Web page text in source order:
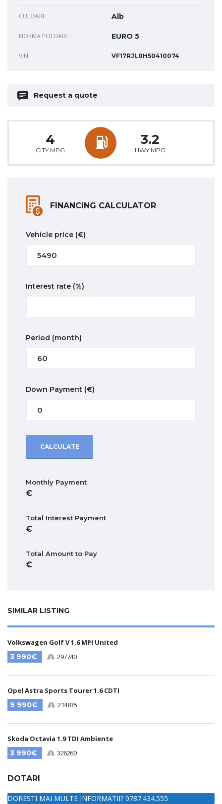
CULOARE Alb
NORMA POLUARE EURO 5
VIN VF17RJL0H50410074
Request a quote
4
CITY MPG
3.2
HWY MPG
FINANCING CALCULATOR
Vehicle price (€)
Interest rate (%)
Period (month)
Down Payment (€)
CALCULATE
Monthly Payment
Total Interest Payment
Total Amount to Pay
SIMILAR LISTING
Volkswagen Golf V 1.6 MPI United
3 990€
297740
Opel Astra Sports Tourer 1.6 CDTI
9 990€
214835
Skoda Octavia 1.9 TDI Ambiente
3 990€
326260
DOTARI
DORESTI MAI MULTE INFORMATII? 0787.434.555